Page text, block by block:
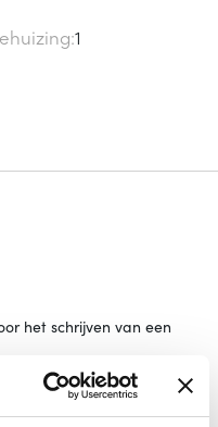
1
het schrijven van een